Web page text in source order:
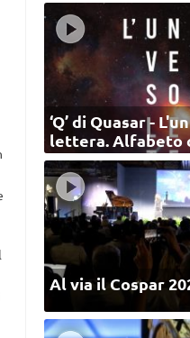
‘Q’ di Quasar -
lettera. Alfabeto
Al via il Cospar